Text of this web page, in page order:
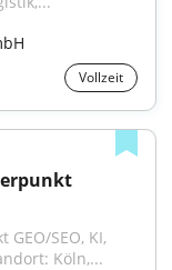
Vollzeit
SEO, KI,
Köln,...